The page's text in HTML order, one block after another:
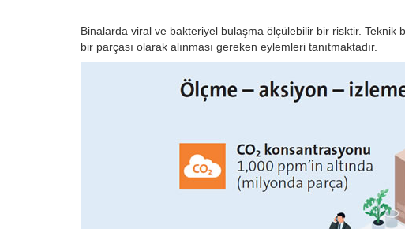
Binalarda viral ve bakteriyel bulaşma ölçülebilir bir risktir.
bir parçası olarak alınması gereken eylemleri tanıtmaktadır.